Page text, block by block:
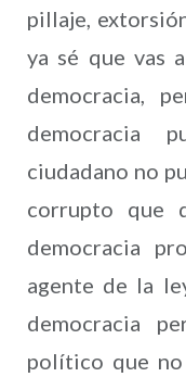
pillaje,
ya sé que vas
democracia,
democracia
ciudadano no
corrupto que
democracia
agente de la
democracia
político que no